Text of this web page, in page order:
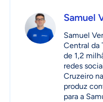
Samuel
Samuel
Central da
de 1,2
redes
Cruzeiro
produz
para a